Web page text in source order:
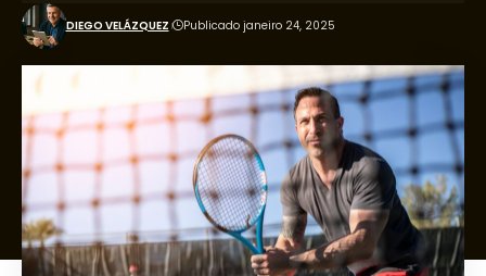
DIEGO VELÁZQUEZ Publicado janeiro 24, 2025